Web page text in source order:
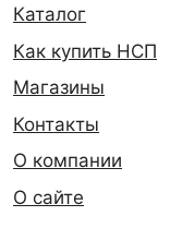
Каталог
Как купить НСП
Магазины
Контакты
О компании
О сайте